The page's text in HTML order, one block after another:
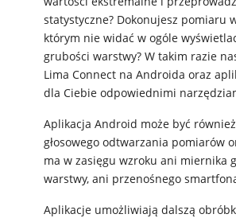
statystyczne? Dokonujesz pomiaru
którym nie widać w ogóle
grubości warstwy? W takim razie
Lima Connect na Androida oraz
dla Ciebie odpowiednimi
Aplikacja Android może być
głosowego odtwarzania pomiarów
ma w zasięgu wzroku ani miernika
warstwy, ani przenośnego
Aplikacje umożliwiają dalszą